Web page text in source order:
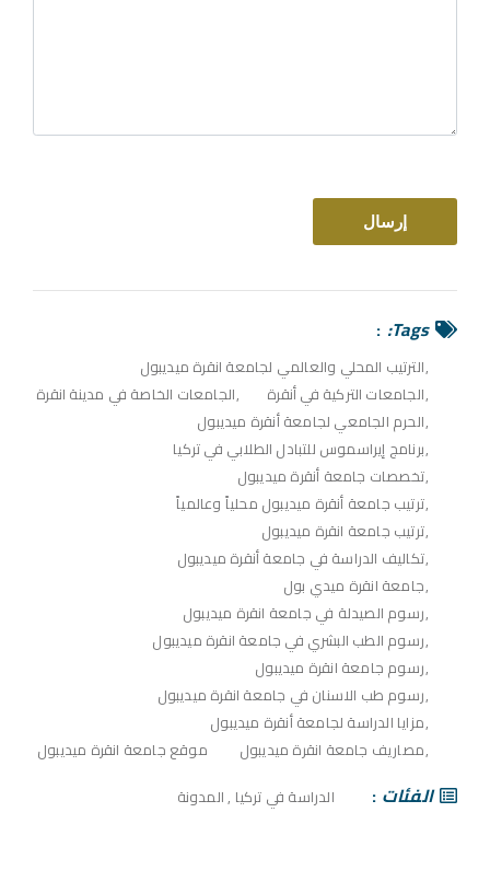
Tags:
الترتيب المحلي والعالمي لجامعة انقرة ميديبول
الجامعات التركية في أنقرة
الجامعات الخاصة في مدينة انقرة
الحرم الجامعي لجامعة أنقرة ميديبول
برنامج إيراسموس للتبادل الطلابي في تركيا
تخصصات جامعة أنقرة ميديبول
ترتيب جامعة أنقرة ميديبول محلياً وعالمياً
ترتيب جامعة انقرة ميديبول
تكاليف الدراسة في جامعة أنقرة ميديبول
جامعة انقرة ميدي بول
رسوم الصيدلة في جامعة انقرة ميديبول
رسوم الطب البشري في جامعة انقرة ميديبول
رسوم جامعة انقرة ميديبول
رسوم طب الاسنان في جامعة انقرة ميديبول
مزايا الدراسة لجامعة أنقرة ميديبول
مصاريف جامعة انقرة ميديبول
موقع جامعة انقرة ميديبول
الفئات الدراسة في تركيا ,المدونة